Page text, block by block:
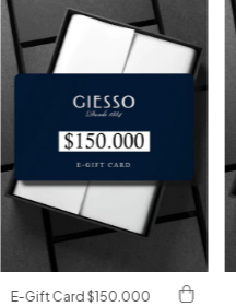
E-Gift Card $150.000